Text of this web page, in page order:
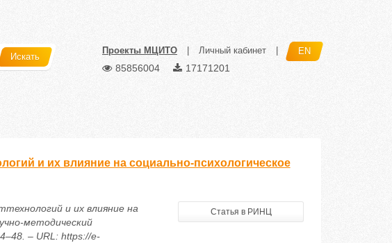
Искать
Проекты МЦИТО Личный кабинет EN
85856004 17171201
и их влияние на социально-психологическое
и их влияние на
методический
– URL: https://e-
Статья в РИНЦ